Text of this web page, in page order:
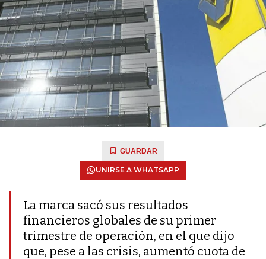
GUARDAR
UNIRSE A WHATSAPP
La marca sacó sus resultados
financieros globales de su primer
trimestre de operación, en el que dijo
que, pese a las crisis, aumentó cuota de